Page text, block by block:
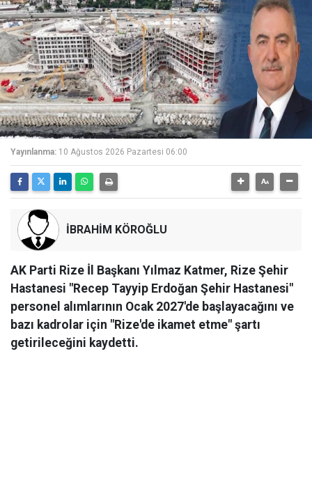
Yayınlanma: 10 Ağustos 2026 Pazartesi 06:00
İBRAHİM KÖROĞLU
AK Parti Rize İl Başkanı Yılmaz Katmer, Rize Şehir
Hastanesi "Recep Tayyip Erdoğan Şehir Hastanesi"
personel alımlarının Ocak 2027'de başlayacağını ve
bazı kadrolar için "Rize'de ikamet etme" şartı
getirileceğini kaydetti.